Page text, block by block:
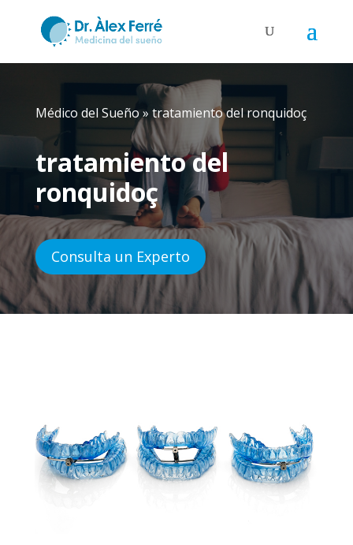
Médico del Sueño» tratamiento del ronquidoç
tratamiento del
ronquidoç
Consulta un Experto